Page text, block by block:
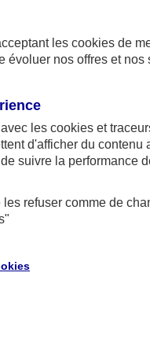
les cookies de
évoluer nos offres et nos
les cookies et
d'afficher du contenu
suivre la performance
refuser comme de
"